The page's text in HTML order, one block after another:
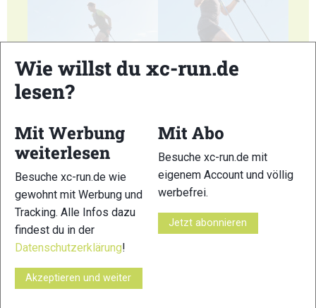
11 12
13 14
15
Wie willst du xc-run.de
lesen?
Mit Werbung
weiterlesen
Besuche xc-run.de wie
gewohnt mit Werbung und
Tracking. Alle Infos dazu
findest du in der
Datenschutzerklärung!
Akzeptieren und weiter
Mit Abo
Besuche xc-run.de mit
eigenem Account und völlig
werbefrei.
Jetzt abonnieren